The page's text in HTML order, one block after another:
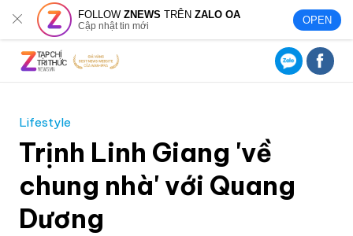
FOLLOWZNEWS TRÊNZALO OA
Cập nhật tin mới OPEN
Lifestyle
Trịnh Linh Giang 'về
chung nhà' với Quang
Dương